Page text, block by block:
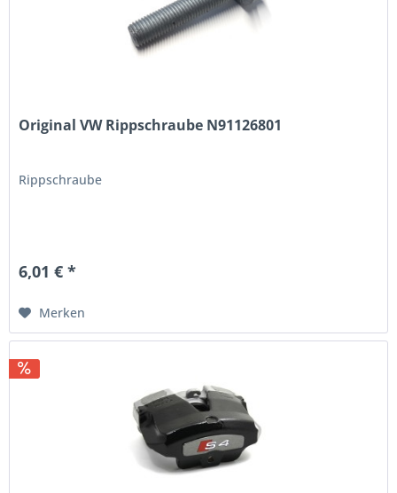
Original VW Rippschraube N91126801
Rippschraube
6,01 € *
Merken